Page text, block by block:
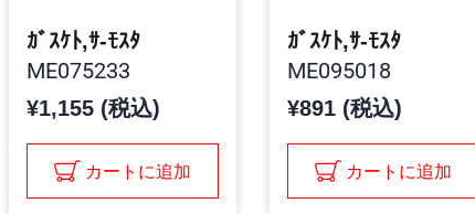
ｶﾞｽｹﾄ,ｻ-ﾓｽﾀ
ME075233
¥1,155 (税込)
カートに追加
ｶﾞｽｹﾄ,ｻ-ﾓｽﾀ
ME095018
¥891 (税込)
カートに追加